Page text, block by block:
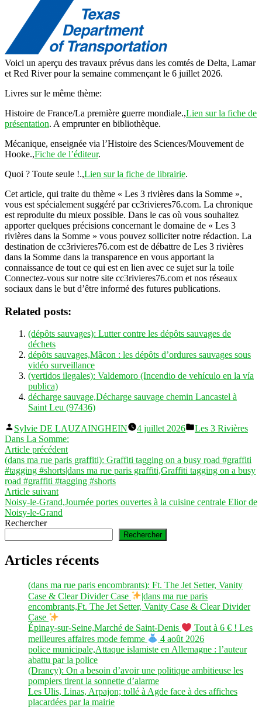
Voici un aperçu des travaux prévus dans les comtés de Delta, Lamar
et Red River pour la semaine commençant le 6 juillet 2026.
Livres sur le même thème:
Histoire de France/La première guerre mondiale.,Lien sur la fiche de
présentation. A emprunter en bibliothèque.
Mécanique, enseignée via l’Histoire des Sciences/Mouvement de
Hooke.,Fiche de l’éditeur.
Quoi ? Toute seule !.,Lien sur la fiche de librairie.
Cet article, qui traite du thème « Les 3 rivières dans la Somme »,
vous est spécialement suggéré par cc3rivieres76.com. La chronique
est reproduite du mieux possible. Dans le cas où vous souhaitez
apporter quelques précisions concernant le domaine de « Les 3
rivières dans la Somme » vous pouvez solliciter notre rédaction. La
destination de cc3rivieres76.com est de débattre de Les 3 rivières
dans la Somme dans la transparence en vous apportant la
connaissance de tout ce qui est en lien avec ce sujet sur la toile
Connectez-vous sur notre site cc3rivieres76.com et nos réseaux
sociaux dans le but d’être informé des futures publications.
Related posts:
(dépôts sauvages): Lutter contre les dépôts sauvages de
déchets
dépôts sauvages,Mâcon : les dépôts d’ordures sauvages sous
vidéo surveillance
(vertidos ilegales): Valdemoro (Incendio de vehículo en la vía
publica)
décharge sauvage,Décharge sauvage chemin Lancastel à
Saint Leu (97436)
Publié
par
Sylvie DE LAUZAINGHEIN 4 juillet 2026
Publié
Les 3 Rivières
Dans La Somme:
Navigation
de
l’article
Article précédentArticle
précédent :
(dans ma rue paris graffiti): Graffiti tagging on a busy road #graffiti
#tagging #shorts|dans ma rue paris graffiti,Graffiti tagging on a busy
road #graffiti #tagging #shorts
Article suivantArticle
suivant :
Noisy-le-Grand,Journée portes ouvertes à la cuisine centrale Elior de
Noisy-le-Grand
Rechercher
Rechercher
Articles récents
(dans ma rue paris encombrants): Ft. The Jet Setter, Vanity
Case & Clear Divider Case
|dans ma rue paris
encombrants,Ft. The Jet Setter, Vanity Case & Clear Divider
Case
Épinay-sur-Seine,Marché de Saint-Denis
Tout à 6 € ! Les
meilleures affaires mode femme
4 août 2026
police municipale,Attaque islamiste en Allemagne : l’auteur
abattu par la police
(Drancy): On a besoin d’avoir une politique ambitieuse les
pompiers tirent la sonnette d’alarme
Les Ulis, Linas, Arpajon; tollé à Agde face à des affiches
placardées par la mairie